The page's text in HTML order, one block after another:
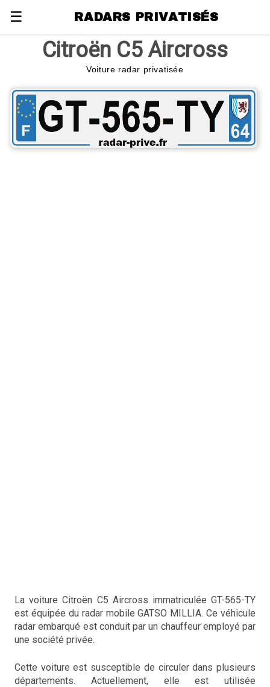
☰ RADARS PRIVATISÉS
Citroën C5 Aircross
Voiture radar privatisée
La voiture Citroën C5 Aircross immatriculée GT-565-TY
est équipée du radar mobile GATSO MILLIA. Ce véhicule
radar embarqué est conduit par un chauffeur employé par
une société privée.
Cette voiture est susceptible de circuler dans plusieurs
départements. Actuellement, elle est utilisée